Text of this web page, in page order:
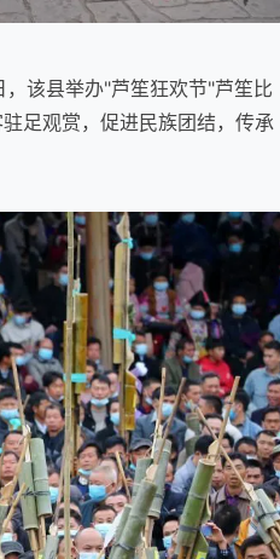
该县举办"芦笙狂欢节"芦笙比
足观赏，促进民族团结，传承